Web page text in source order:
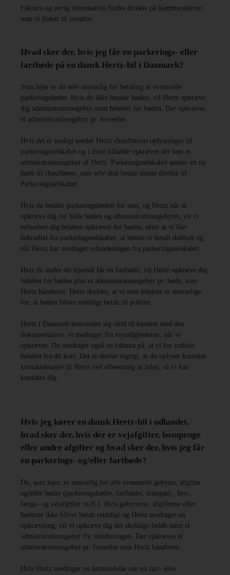
Faktura og øvrig information findes direkte på hjemmesiderne.
som vi linker til ovenfor.
Hvad sker der, hvis jeg får en parkerings- eller
fartbøde på en dansk Hertz-bil i Danmark?
Som lejer er du selv ansvarlig for betaling af eventuelle
parkeringsbøder. Hvis du ikke betaler bøden, vil Hertz opkræve
dig administrationsgebyr samt beløbet for bøden. Der opkræves
ét administrationsgebyr pr. forseelse.
Hvis det er muligt sender Hertz chaufførens oplysninger til
parkeringsselskabet og i disse tilfælde opkræves der kun et
administrationsgebyr af Hertz. Parkeringsselskabet sender en ny
bøde til chaufføren, som selv skal betale denne direkte til
Parkeringsselskabet.
Hvis du betaler parkeringsbøden for sent, og Hertz når at
opkræve dig for både bøden og administrationsgebyret, vil vi
refundere dig beløbet opkrævet for bøden, efter at vi fået
bekræftet fra parkeringsselskabet, at bøden er betalt dobbelt og
når Hertz har modtaget refunderingen fra parkeringsselskabet.
Hvis du under dit lejemål får en fartbøde, vil Hertz opkræve dig
beløbet for bøden plus et administrationsgebyr pr. bøde, som
Hertz håndterer. Dette skyldes, at vi som bilejere er ansvarlige
for, at bøden bliver rettidigt betalt til politiet.
Hertz i Danmark henvender sig altid til kunden med den
dokumentation, vi modtager fra myndighederne, når vi
opkræver. Du modtager også en faktura på, at vi har trukket
beløbet fra dit kort. Det er derfor vigtigt, at du oplyser korrekte
kontaktdetaljer til Hertz ved afhentning af bilen, så vi kan
kontakte dig.
Hvis jeg kører en dansk Hertz-bil i udlandet,
hvad sker der, hvis der er vejafgifter, bompenge
eller andre afgifter og hvad sker der, hvis jeg får
en parkerings- og/eller fartbøde?
Du, som lejer, er ansvarlig for alle eventuelle gebyrer, afgifter
og/eller bøder (parkeringsbøder, fartbøder, trængsel-, bro-,
færge- og vejafgifter m.fl.). Hvis gebyrerne, afgifterne eller
bøderne ikke bliver betalt rettidigt og Hertz modtager en
opkrævning, vil vi opkræve dig det skyldige beløb samt et
administrationsgebyr for håndteringen. Der opkræves ét
administrationsgebyr pr. forseelse som Hertz håndterer.
Hvis Hertz modtager en henvendelse om en fart- eller